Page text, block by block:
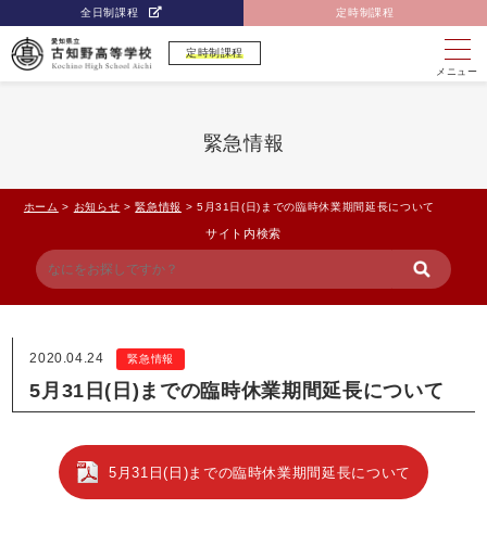
全日制課程 定時制課程
定時制課程
メニュー
緊急情報
ホーム > お知らせ >緊急情報 > 5月31日(日)までの臨時休業期間延長について
サイト内検索
2020.04.24 緊急情報
5月31日(日)までの臨時休業期間延長について
5月31日(日)までの臨時休業期間延長について